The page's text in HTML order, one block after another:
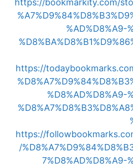
https://bookmarkity.com/
%AD%D8%A9-
https://
%D8%AD%D8%A9-
https://
/
7%D8%AD%D8%A9-